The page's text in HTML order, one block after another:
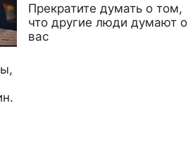
Прекратите думать о том,
что другие люди думают о
вас